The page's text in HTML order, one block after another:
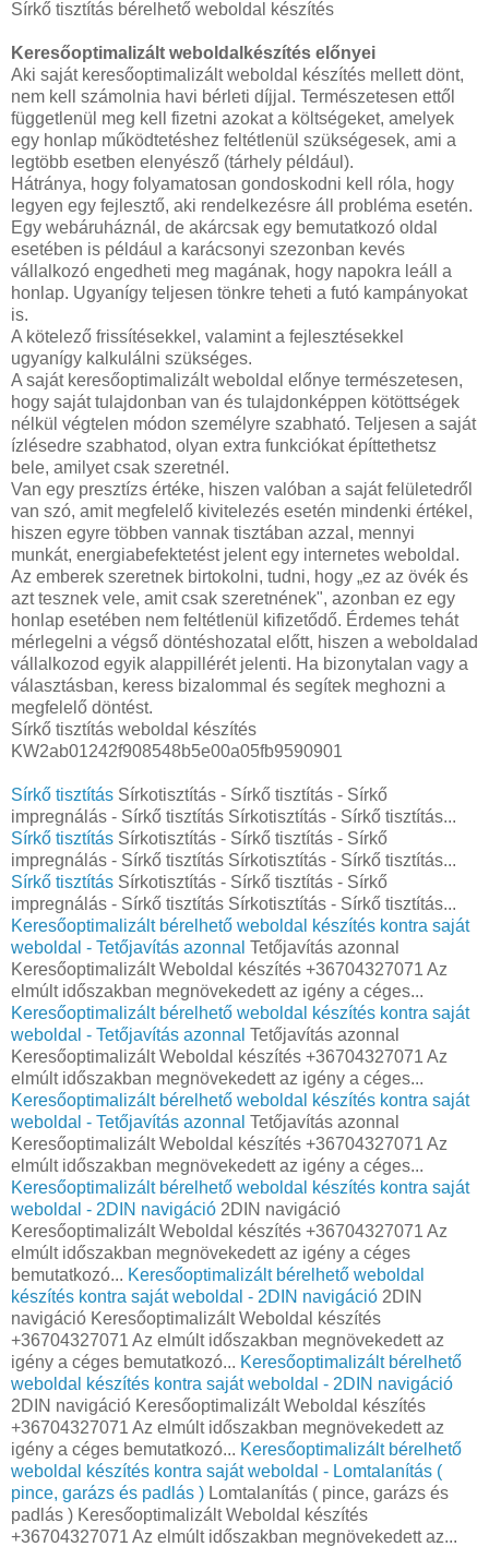
Sírkő tisztítás bérelhető weboldal készítés
Keresőoptimalizált weboldalkészítés előnyei
Aki saját keresőoptimalizált weboldal készítés mellett dönt,
nem kell számolnia havi bérleti díjjal. Természetesen ettől
függetlenül meg kell fizetni azokat a költségeket, amelyek
egy honlap működtetéshez feltétlenül szükségesek, ami a
legtöbb esetben elenyésző (tárhely például).
Hátránya, hogy folyamatosan gondoskodni kell róla, hogy
legyen egy fejlesztő, aki rendelkezésre áll probléma esetén.
Egy webáruháznál, de akárcsak egy bemutatkozó oldal
esetében is például a karácsonyi szezonban kevés
vállalkozó engedheti meg magának, hogy napokra leáll a
honlap. Ugyanígy teljesen tönkre teheti a futó kampányokat
is.
A kötelező frissítésekkel, valamint a fejlesztésekkel
ugyanígy kalkulálni szükséges.
A saját keresőoptimalizált weboldal előnye természetesen,
hogy saját tulajdonban van és tulajdonképpen kötöttségek
nélkül végtelen módon személyre szabható. Teljesen a saját
ízlésedre szabhatod, olyan extra funkciókat építtethetsz
bele, amilyet csak szeretnél.
Van egy presztízs értéke, hiszen valóban a saját felületedről
van szó, amit megfelelő kivitelezés esetén mindenki értékel,
hiszen egyre többen vannak tisztában azzal, mennyi
munkát, energiabefektetést jelent egy internetes weboldal.
Az emberek szeretnek birtokolni, tudni, hogy „ez az övék és
azt tesznek vele, amit csak szeretnének", azonban ez egy
honlap esetében nem feltétlenül kifizetődő. Érdemes tehát
mérlegelni a végső döntéshozatal előtt, hiszen a weboldalad
vállalkozod egyik alappillérét jelenti. Ha bizonytalan vagy a
választásban, keress bizalommal és segítek meghozni a
megfelelő döntést.
Sírkő tisztítás weboldal készítés
KW2ab01242f908548b5e00a05fb9590901
Sírkő tisztítás Sírkotisztítás - Sírkő tisztítás - Sírkő
impregnálás - Sírkő tisztítás Sírkotisztítás - Sírkő tisztítás...
Sírkő tisztítás Sírkotisztítás - Sírkő tisztítás - Sírkő
impregnálás - Sírkő tisztítás Sírkotisztítás - Sírkő tisztítás...
Sírkő tisztítás Sírkotisztítás - Sírkő tisztítás - Sírkő
impregnálás - Sírkő tisztítás Sírkotisztítás - Sírkő tisztítás...
Keresőoptimalizált bérelhető weboldal készítés kontra saját
weboldal - Tetőjavítás azonnal Tetőjavítás azonnal
Keresőoptimalizált Weboldal készítés +36704327071 Az
elmúlt időszakban megnövekedett az igény a céges...
Keresőoptimalizált bérelhető weboldal készítés kontra saját
weboldal - Tetőjavítás azonnal Tetőjavítás azonnal
Keresőoptimalizált Weboldal készítés +36704327071 Az
elmúlt időszakban megnövekedett az igény a céges...
Keresőoptimalizált bérelhető weboldal készítés kontra saját
weboldal - Tetőjavítás azonnal Tetőjavítás azonnal
Keresőoptimalizált Weboldal készítés +36704327071 Az
elmúlt időszakban megnövekedett az igény a céges...
Keresőoptimalizált bérelhető weboldal készítés kontra saját
weboldal - 2DIN navigáció 2DIN navigáció
Keresőoptimalizált Weboldal készítés +36704327071 Az
elmúlt időszakban megnövekedett az igény a céges
bemutatkozó... Keresőoptimalizált bérelhető weboldal
készítés kontra saját weboldal - 2DIN navigáció 2DIN
navigáció Keresőoptimalizált Weboldal készítés
+36704327071 Az elmúlt időszakban megnövekedett az
igény a céges bemutatkozó... Keresőoptimalizált bérelhető
weboldal készítés kontra saját weboldal - 2DIN navigáció
2DIN navigáció Keresőoptimalizált Weboldal készítés
+36704327071 Az elmúlt időszakban megnövekedett az
igény a céges bemutatkozó... Keresőoptimalizált bérelhető
weboldal készítés kontra saját weboldal - Lomtalanítás (
pince, garázs és padlás ) Lomtalanítás ( pince, garázs és
padlás ) Keresőoptimalizált Weboldal készítés
+36704327071 Az elmúlt időszakban megnövekedett az...